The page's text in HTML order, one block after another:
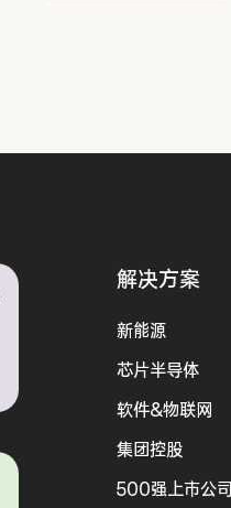
解决方案
新能源
芯片半导体
软件&物联网
集团控股
500强上市公司